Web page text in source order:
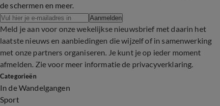
de schermen en meer.
Aanmelden
Meld je aan voor onze wekelijkse nieuwsbrief met daarin het
laatste nieuws en aanbiedingen die wijzelf of in samenwerking
met onze partners organiseren. Je kunt je op ieder moment
afmelden. Zie voor meer informatie de privacyverklaring.
Categorieën
In de Wandelgangen
Sport